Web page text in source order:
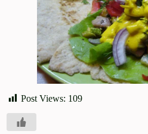
Post Views: 109